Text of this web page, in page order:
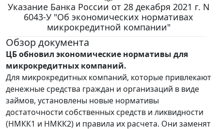
Указание Банка России от 28 декабря 2021 г. N
6043-У "Об экономических нормативах
микрокредитной компании"
Обзор документа
ЦБ обновил экономические нормативы для
микрокредитных компаний.
Для микрокредитных компаний, которые привлекают
денежные средства граждан и организаций в виде
займов, установлены новые нормативы
достаточности собственных средств и ликвидности
(НМКК1 и НМКК2) и правила их расчета. Они заменят